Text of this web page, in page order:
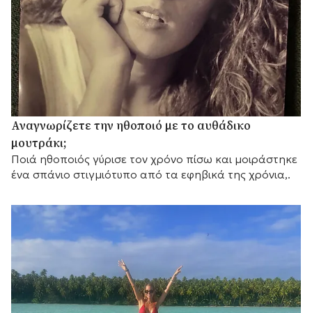
Αναγνωρίζετε την ηθοποιό με το αυθάδικο
μουτράκι;
Ποιά ηθοποιός γύρισε τον χρόνο πίσω και μοιράστηκε
ένα σπάνιο στιγμιότυπο από τα εφηβικά της χρόνια,.